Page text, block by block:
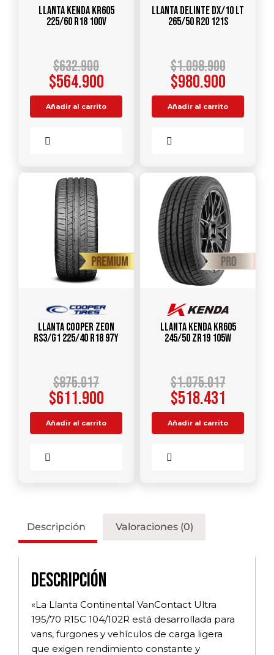
Llanta KENDA KR605
225/60 R18 100V
$632.900
$564.900
Añadir al carrito
Llanta DELINTE DX/10 LT
265/50 R20 121S
$1.098.900
$980.900
Añadir al carrito
Llanta COOPER ZEON
RS3/G1 225/40 R18 97Y
$875.017
$611.900
Añadir al carrito
Llanta KENDA KR605
245/50 ZR19 105W
$1.075.017
$518.431
Añadir al carrito
Descripción Valoraciones (0)
Descripción
«La Llanta Continental VanContact Ultra
195/70 R15C 104/102R está desarrollada para
vans, furgones y vehículos de carga ligera
que exigen rendimiento constante y